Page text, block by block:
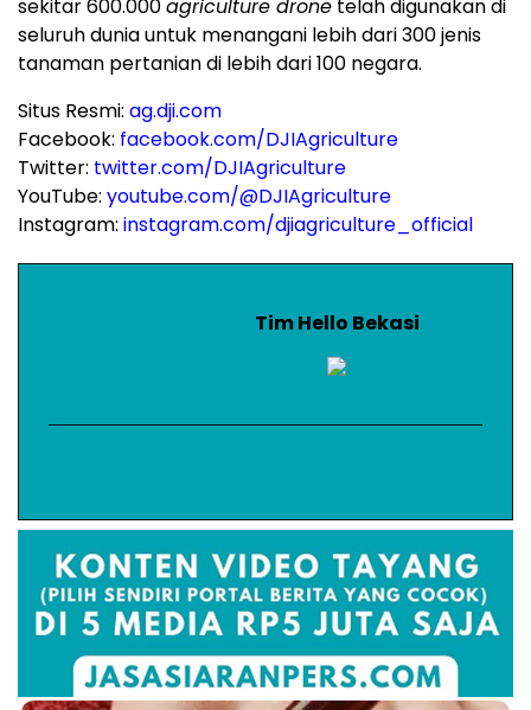
sekitar 600.000agriculture drone telah digunakan di
seluruh dunia untuk menangani lebih dari 300 jenis
tanaman pertanian di lebih dari 100 negara.
Situs Resmi: ag.dji.com
Facebook: facebook.com/DJIAgriculture
Twitter: twitter.com/DJIAgriculture
YouTube: youtube.com/@DJIAgriculture
Instagram: instagram.com/djiagriculture_official
Tim Hello Bekasi